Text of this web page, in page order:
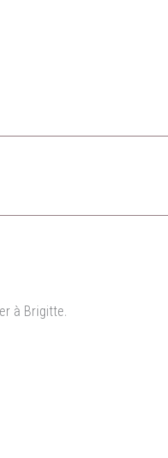
à Brigitte.